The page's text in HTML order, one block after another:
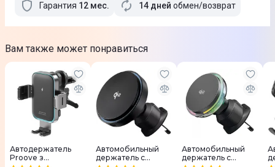
Гарантия 12 мес. 14 дней обмен/возврат
Вам также может понравиться
Автодержатель
Proove з
Автомобильный
держатель с
Автомобильный
держатель с